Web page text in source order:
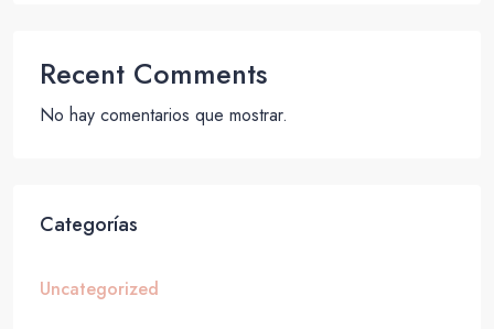
Recent Comments
No hay comentarios que mostrar.
Categorías
Uncategorized